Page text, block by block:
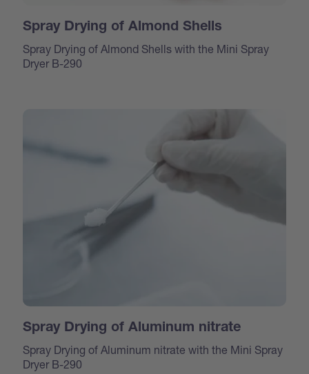
Spray Drying of Almond Shells
Spray Drying of Almond Shells with the Mini Spray
Dryer B-290
Spray Drying of Aluminum nitrate
Spray Drying of Aluminum nitrate with the Mini Spray
Dryer B-290